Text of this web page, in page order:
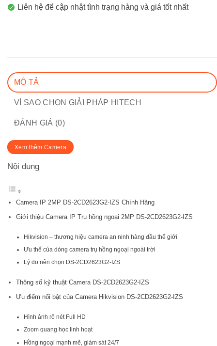
Liên hệ để cập nhật tình trạng hàng và giá tốt nhất
MÔ TẢ
VÌ SAO CHỌN GIẢI PHÁP HITECH
ĐÁNH GIÁ (0)
Xem thêm Camera
Nội dung
Camera IP 2MP DS-2CD2623G2-IZS Chính Hãng
Giới thiệu Camera IP Trụ hồng ngoại 2MP DS-2CD2623G2-IZS
Hikvision – thương hiệu camera an ninh hàng đầu thế giới
Ưu thế của dòng camera trụ hồng ngoại ngoài trời
Lý do nên chọn DS-2CD2623G2-IZS
Thông số kỹ thuật Camera DS-2CD2623G2-IZS
Ưu điểm nổi bật của Camera Hikvision DS-2CD2623G2-IZS
Hình ảnh rõ nét Full HD
Zoom quang học linh hoạt
Hồng ngoại mạnh mẽ, giám sát 24/7